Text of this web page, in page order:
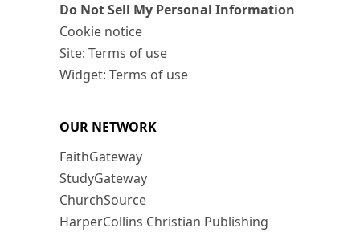
Do Not Sell My Personal Information
Cookie notice
Site: Terms of use
Widget: Terms of use
OUR NETWORK
FaithGateway
StudyGateway
ChurchSource
HarperCollins Christian Publishing